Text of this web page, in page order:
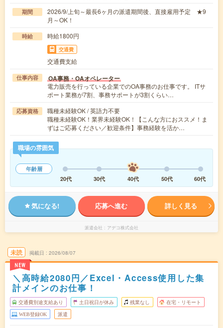
期間
2026/9/上旬～最長6ヶ月の派遣期間後、直接雇用予定 ★9
月～OK！
時給 時給1800円
交通費
交通費支給
仕事内容 OA事務・OAオペレーター
電力販売を行っている企業でのOA事務のお仕事です。 ITサ
ポート業務が7割、事務サポートが3割くらい…
応募資格
職種未経験OK / 英語力不要
職種未経験OK！業界未経験OK！【こんな方におススメ！ま
ずはご応募ください／歓迎条件】事務経験を活か…
職場の雰囲気
年齢層
20代
30代 40代 50代 60代
気になる! 応募へ進む 詳しく見る
派遣会社 アデコ株式会社
未読
NEW
掲載日 2026/08/07
＼高時給2080円／Excel・Access使用した集
計メインのお仕事！
交通費別途支給あり 土日祝日が休み 残業なし 在宅・リモート
WEB登録OK 派遣